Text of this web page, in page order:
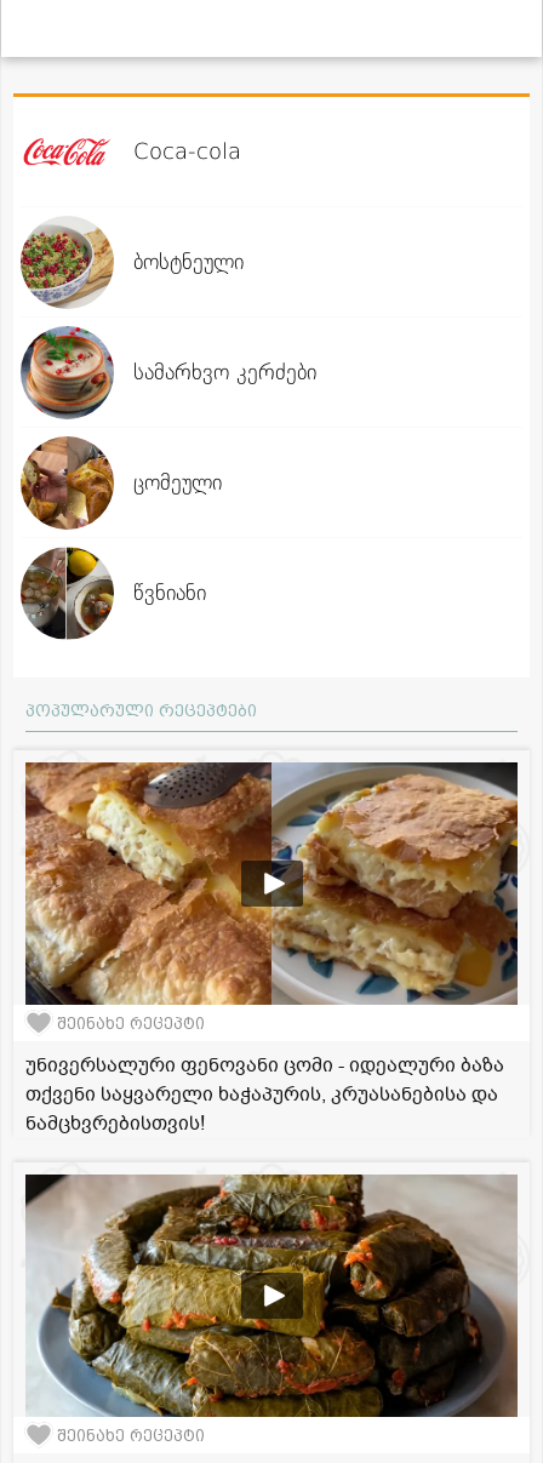
Coca-cola
ბოსტნეული
სამარხვო კერძები
ცომეული
წვნიანი
პოპულარული რეცეპტები
შეინახე რეცეპტი
უნივერსალური ფენოვანი ცომი - იდეალური ბაზა
თქვენი საყვარელი ხაჭაპურის, კრუასანებისა და
ნამცხვრებისთვის!
შეინახე რეცეპტი